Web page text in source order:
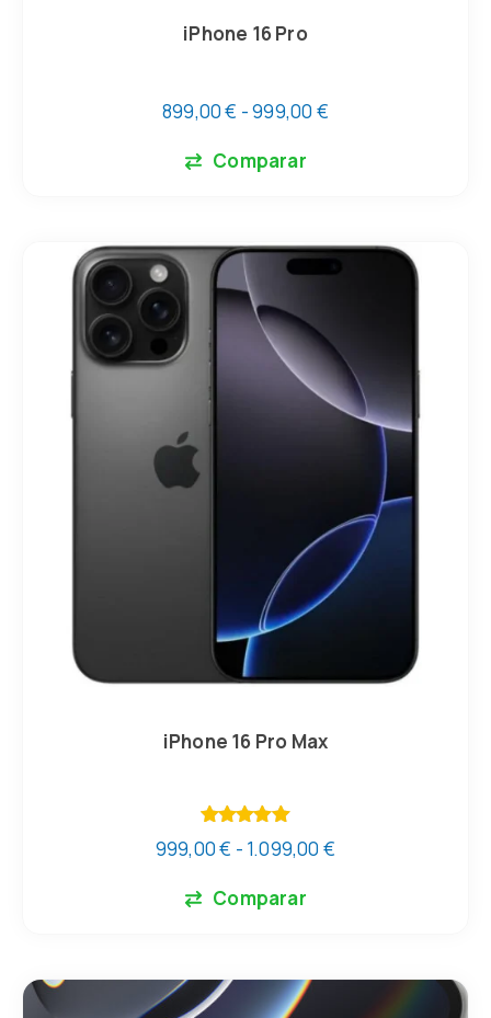
iPhone 16 Pro
899,00€ -999,00 €
Comparar
iPhone 16 Pro Max
Valorado
con
999,00€ - 1.099,00 €
Comparar